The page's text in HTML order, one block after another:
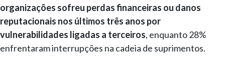
organizações sofreu perdas financeiras ou danos
reputacionais nos últimos três anos por
vulnerabilidades ligadas a terceiros, enquanto 28%
enfrentaram interrupções na cadeia de suprimentos.